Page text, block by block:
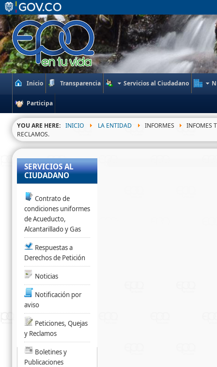
Inicio Transparencia Servicios al Ciudadano
Participa
YOU ARE HERE: INICIO LA ENTIDAD INFORMES
INFOMES
RECLAMOS.
SERVICIOS AL
CIUDADANO
Contrato de
condiciones uniformes
de Acueducto,
Alcantarillado y Gas
Respuestas a
Derechos de Petición
Noticias
Notificación por
aviso
Peticiones, Quejas
y Reclamos
Boletines y
Publicaciones